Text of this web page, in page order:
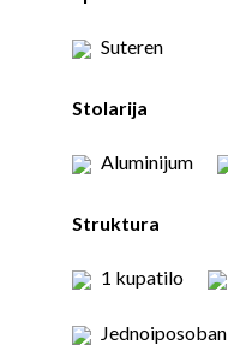
Suteren
Stolarija
Aluminijum
Struktura
1 kupatilo
Jednoiposoban